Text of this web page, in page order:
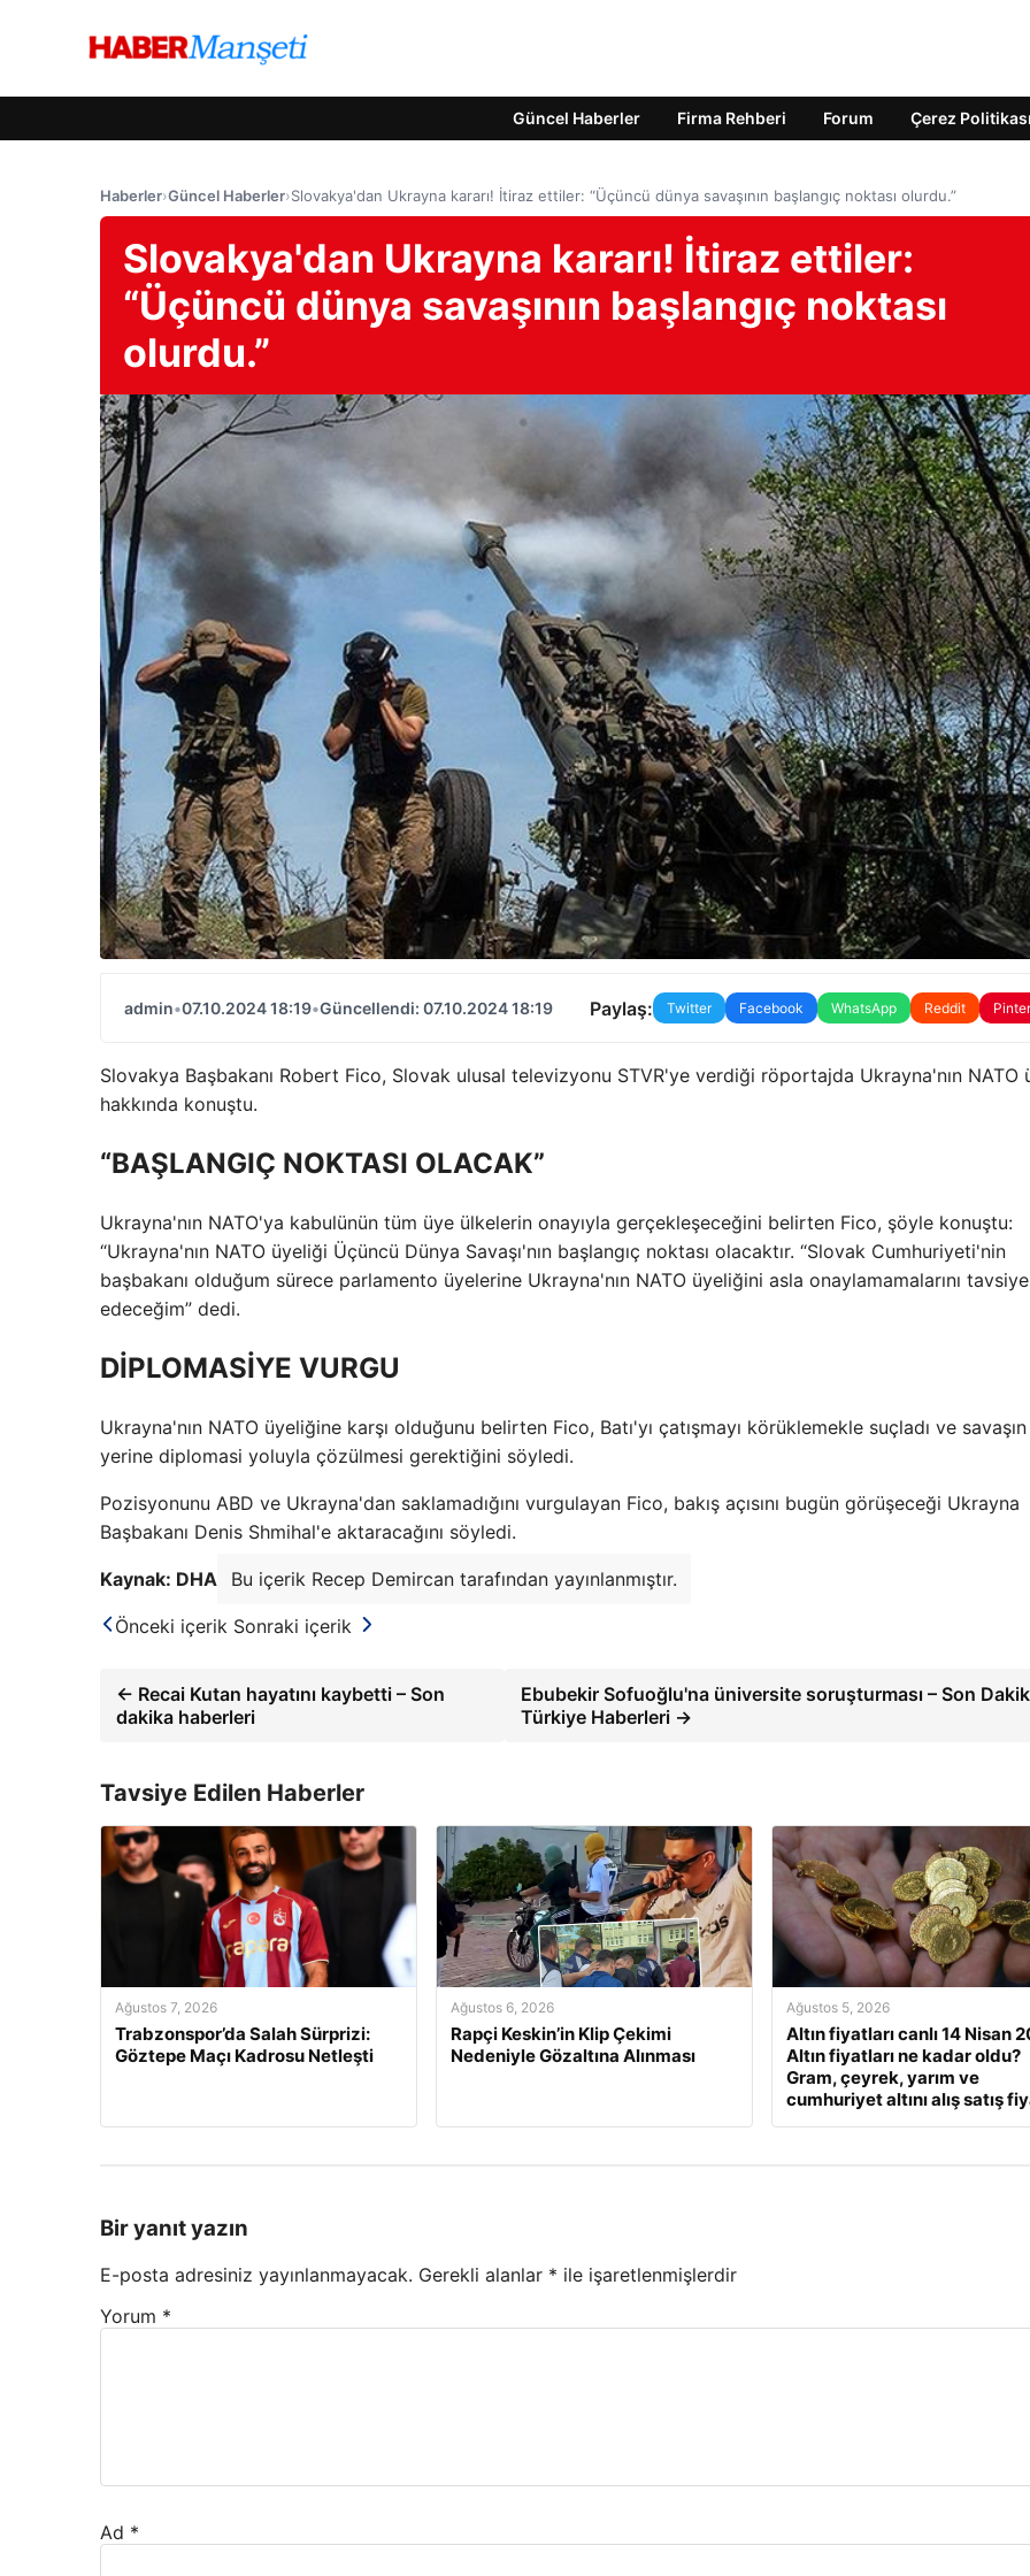
Güncel Haberler Firma Rehberi Forum Çerez Politikası
Haberler›Güncel Haberler›Slovakya'dan Ukrayna kararı! İtiraz ettiler: “Üçüncü dünya savaşının başlangıç ​​noktası olurdu.”
Slovakya'dan Ukrayna kararı! İtiraz ettiler:
“Üçüncü dünya savaşının başlangıç ​​noktası
olurdu.”
admin•07.10.2024 18:19•Güncellendi: 07.10.2024 18:19 Paylaş: Twitter Facebook WhatsApp Reddit
Slovakya Başbakanı Robert Fico, Slovak ulusal televizyonu STVR'ye verdiği röportajda Ukrayna'nın NATO
hakkında konuştu.
“BAŞLANGIÇ NOKTASI OLACAK”
Ukrayna'nın NATO'ya kabulünün tüm üye ülkelerin onayıyla gerçekleşeceğini belirten Fico, şöyle konuştu:
“Ukrayna'nın NATO üyeliği Üçüncü Dünya Savaşı'nın başlangıç ​​noktası olacaktır. “Slovak Cumhuriyeti'nin
başbakanı olduğum sürece parlamento üyelerine Ukrayna'nın NATO üyeliğini asla onaylamamalarını tavsiye
edeceğim” dedi.
DİPLOMASİYE VURGU
Ukrayna'nın NATO üyeliğine karşı olduğunu belirten Fico, Batı'yı çatışmayı körüklemekle suçladı ve
yerine diplomasi yoluyla çözülmesi gerektiğini söyledi.
Pozisyonunu ABD ve Ukrayna'dan saklamadığını vurgulayan Fico, bakış açısını bugün görüşeceği Ukrayna
Başbakanı Denis Shmihal'e aktaracağını söyledi.
Kaynak: DHA Bu içerik Recep Demircan tarafından yayınlanmıştır.
Önceki içerik Sonraki içerik
← Recai Kutan hayatını kaybetti – Son
dakika haberleri
Ebubekir Sofuoğlu'na üniversite soruşturması – Son
Türkiye Haberleri →
Tavsiye Edilen Haberler
Ağustos 7, 2026
Trabzonspor’da Salah Sürprizi:
Göztepe Maçı Kadrosu Netleşti
Ağustos 6, 2026
Rapçi Keskin’in Klip Çekimi
Nedeniyle Gözaltına Alınması
Ağustos 5, 2026
Altın fiyatları canlı 14 Nisan
Altın fiyatları ne kadar oldu?
Gram, çeyrek, yarım ve
cumhuriyet altını alış satış
Bir yanıt yazın
E-posta adresiniz yayınlanmayacak. Gerekli alanlar * ile işaretlenmişlerdir
Yorum *
Ad *